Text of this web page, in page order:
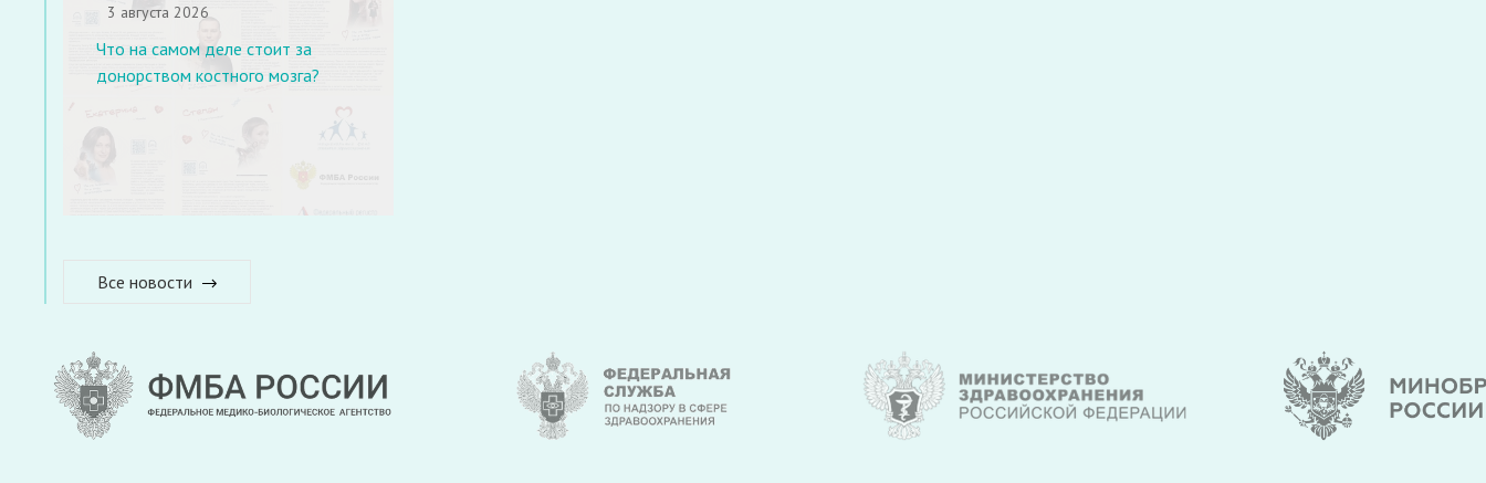
3 августа 2026
Что на самом деле стоит за
донорством костного мозга?
Все новости